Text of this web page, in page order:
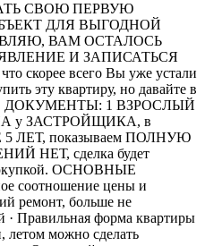
СВОЮ ПЕРВУЮ
ДЛЯ ВЫГОДНОЙ
ВАМ ОСТАЛОСЬ
И ЗАПИСАТЬСЯ
всего Вы уже устали
эту квартиру, но давайте в
ДОКУМЕНТЫ: 1 ВЗРОСЛЫЙ
у ЗАСТРОЙЩИКА, в
показываем ПОЛНУЮ
НЕТ, сделка будет
ОСНОВНЫЕ
соотношение цены и
ремонт, больше не
· Правильная форма квартиры
летом можно сделать